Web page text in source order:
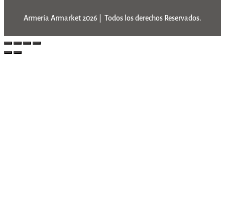
Armería Armarket 2026 | Todos los derechos Reservados.